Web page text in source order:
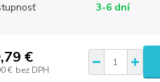
3-6 dní
€
€ bez DPH